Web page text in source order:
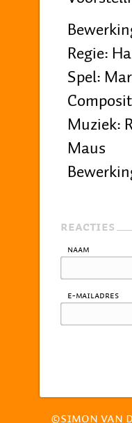
Regie:
Spel:
Muziek:
Maus
REACTIES
Naam
E-mailadres
©SIMON VAN